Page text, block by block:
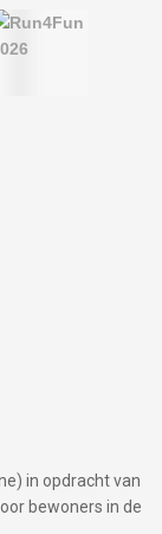
in opdracht van
bewoners in de